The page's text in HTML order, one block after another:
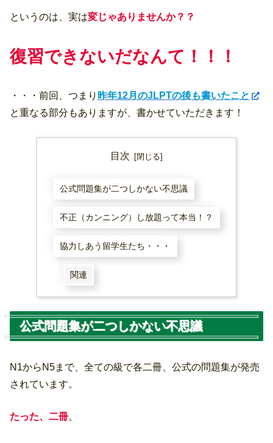
というのは、実は変じゃありませんか？？
復習できないだなんて！！！
・・・前回、つまり 昨年12月のJLPTの後も書いたこと
と重なる部分もありますが、書かせていただきます！
目次
公式問題集が二つしかない不思議
不正（カンニング）し放題って本当！？
協力しあう留学生たち・・・
関連
公式問題集が二つしかない不思議
N1からN5まで、全ての級で各二冊、公式の問題集が発売
されています。
たった、二冊。